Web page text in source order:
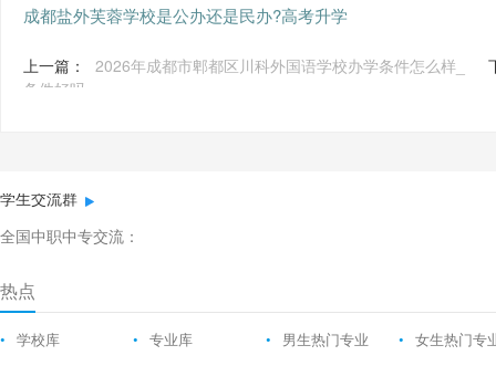
成都盐外芙蓉学校是公办还是民办?高考升学
上一篇：
2026年成都市郫都区川科外国语学校办学条件怎么样_
条件好吗
学生交流群
全国中职中专交流：
热点
• 学校库 • 专业库 • 男生热门专业 • 女生热门专